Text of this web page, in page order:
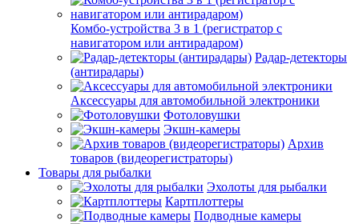
Комбо-устройства 3 в 1 (регистратор с
навигатором или антирадаром)
Радар-детекторы
(антирадары)
Аксессуары для автомобильной электроники
Фотоловушки
Экшн-камеры
Архив
товаров (видеорегистраторы)
Товары для рыбалки
Эхолоты для рыбалки
Картплоттеры
Подводные камеры